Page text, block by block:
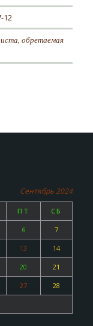
12
обретаемая
Сентябрь 2024
ПТ СБ
6 7
13 14
20 21
27 28